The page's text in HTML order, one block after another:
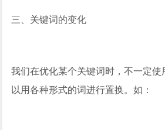
三、关键词的变化
我们在优化某个关键词时，不一定
以用各种形式的词进行置换。如：